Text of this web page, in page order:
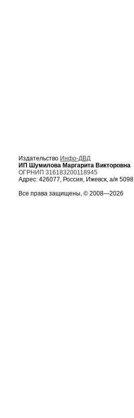
Издательство Инфо-ДВД
ИП Шумилова Маргарита Викторовна
ОГРНИП 316183200118945
Адрес: 426077, Россия, Ижевск, а/я 5098
Все права защищены, © 2008—2026